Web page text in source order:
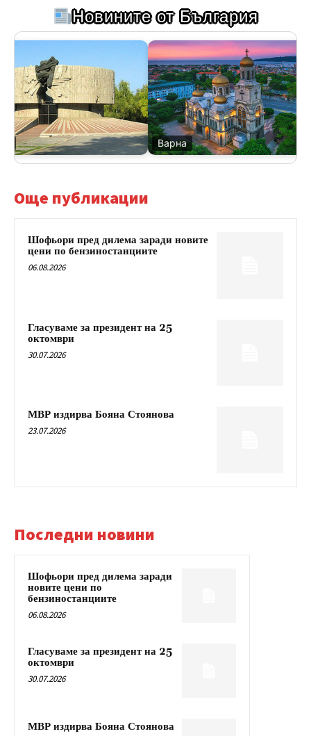
Новините от България
Варна
Още публикации
Шофьори пред дилема заради новите
цени по бензиностанциите
06.08.2026
Гласуваме за президент на 25
октомври
30.07.2026
МВР издирва Бояна Стоянова
23.07.2026
Последни новини
Шофьори пред дилема заради
новите цени по
бензиностанциите
06.08.2026
Гласуваме за президент на 25
октомври
30.07.2026
МВР издирва Бояна Стоянова